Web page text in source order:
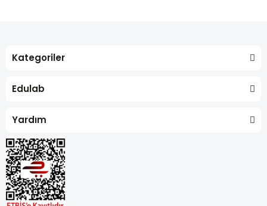
Kategoriler
Edulab
Yardım